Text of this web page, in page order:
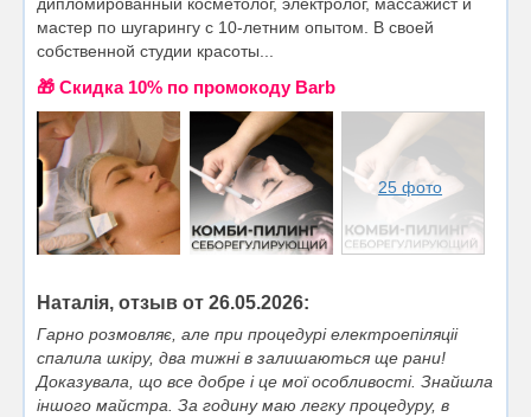
мастер по шугарингу с 10-летним опытом. В своей
собственной студии красоты...
🎁 Cкидка 10% по промокоду Barb
25 фото
Наталія, отзыв от 26.05.2026:
Гарно розмовляє, але при процедурі електроепіляціі
спалила шкіру, два тижні в залишаються ще рани!
Доказувала, що все добре і це мої особливості. Знайшла
іншого майстра. За годину маю легку процедуру, в